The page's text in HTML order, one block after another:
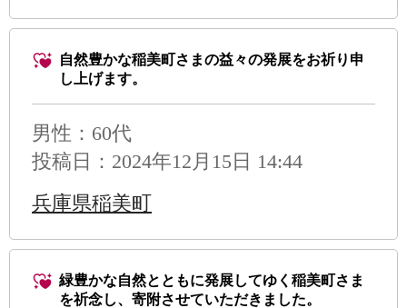
自然豊かな稲美町さまの益々の発展をお祈り申
し上げます。
男性 ：60代
投稿日：2024年12月15日 14:44
兵庫県稲美町
緑豊かな自然とともに発展してゆく稲美町さま
を祈念し、寄附させていただきました。